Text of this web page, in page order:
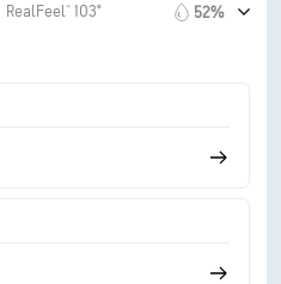
74° F
RealFeel® 103° 52%